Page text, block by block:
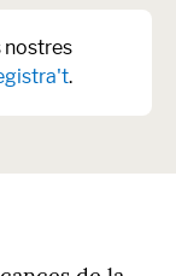
nostres
.